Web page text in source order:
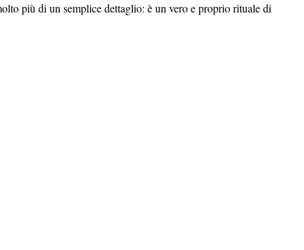
più di un semplice dettaglio: è un vero e proprio rituale di